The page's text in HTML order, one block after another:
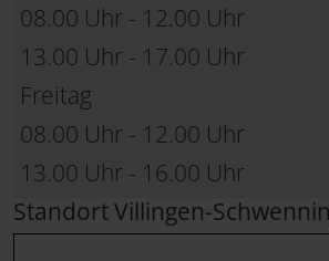
08.00 Uhr - 12.00 Uhr
13.00 Uhr - 17.00 Uhr
Freitag
08.00 Uhr - 12.00 Uhr
13.00 Uhr - 16.00 Uhr
Standort Villingen-